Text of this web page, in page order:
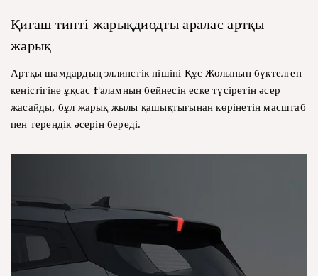
Қиғаш типті жарықдиодты аралас артқы
жарық
Артқы шамдардың эллипстік пішіні Құс Жолының бүктелген
кеңістігіне ұқсас Ғаламның бейнесін еске түсіретін әсер
жасайды, бұл жарық жылы қашықтығынан көрінетін масштаб
пен тереңдік әсерін береді.